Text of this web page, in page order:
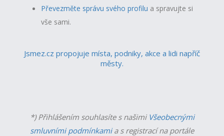
Převezměte správu svého profilu a spravujte si
vše sami.
Jsmez.cz propojuje místa, podniky, akce a lidi napříč
městy.
*) Přihlášením souhlasíte s našimi Všeobecnými
smluvními podmínkamia s registrací na portále